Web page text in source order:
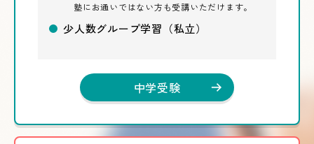
塾にお通いではない方も受講いただけます。
少人数グループ学習（私立）
中学受験